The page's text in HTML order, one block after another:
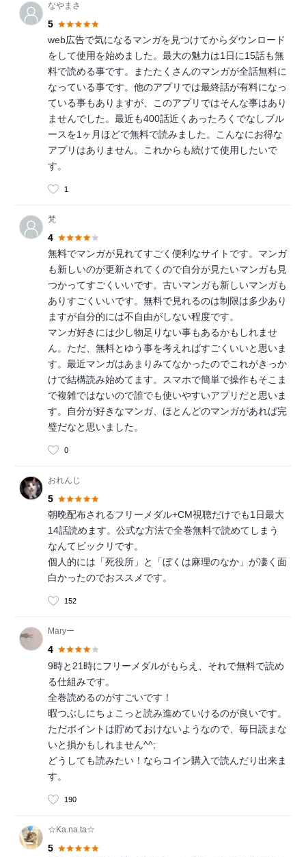
なやまさ
5
web広告で気になるマンガを見つけてからダウンロード
をして使用を始めました。最大の魅力は1日に15話も無
料で読める事です。またたくさんのマンガが全話無料に
なっている事です。他のアプリでは最終話が有料になっ
ている事もありますが、このアプリではそんな事はあり
ませんでした。最近も400話近くあったろくでなしブル
ースを1ヶ月ほどで無料で読みました。こんなにお得な
アプリはありません。これからも続けて使用したいで
す。
1
梵
4
無料でマンガが見れてすごく便利なサイトです。マンガ
も新しいのが更新されてくので自分が見たいマンガも見
つかってすごくいいです。古いマンガも新しいマンガも
ありすごくいいです。無料で見れるのは制限は多少あり
ますが自分的には不自由がしない程度です。
マンガ好きには少し物足りない事もあるかもしれませ
ん。ただ、無料とゆう事を考えればすごくいいと思いま
す。最近マンガはあまりみてなかったのでこれがきっか
けで結構読み始めてます。スマホで簡単で操作もそこま
で複雑ではないので誰でも使いやすいアプリだと思いま
す。自分が好きなマンガ、ほとんどのマンガがあれば完
璧だなと思いました。
0
おれんじ
5
朝晩配布されるフリーメダル+CM視聴だけでも1日最大
14話読めます。公式な方法で全巻無料で読めてしまう
なんてビックリです。
個人的には「死役所」と「ぼくは麻理のなか」が凄く面
白かったのでおススメです。
152
Maryー
4
9時と21時にフリーメダルがもらえ、それで無料で読め
る仕組みです。
全巻読めるのがすごいです！
暇つぶしにちょこっと読み進めていけるのが良いです。
ただポイントは貯めておけないようなので、毎日読まな
いと損かもしれません^^;
どうしても読みたい！ならコイン購入で読んだり出来ま
す。
190
☆Ka.na.ta☆
5